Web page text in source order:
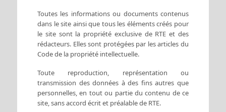
Toutes les informations ou documents contenus
dans le site ainsi que tous les éléments créés pour
le site sont la propriété exclusive de RTE et des
rédacteurs. Elles sont protégées par les articles du
Code de la propriété intellectuelle.
Toute reproduction, représentation ou
transmission des données à des fins autres que
personnelles, en tout ou partie du contenu de ce
site, sans accord écrit et préalable de RTE.